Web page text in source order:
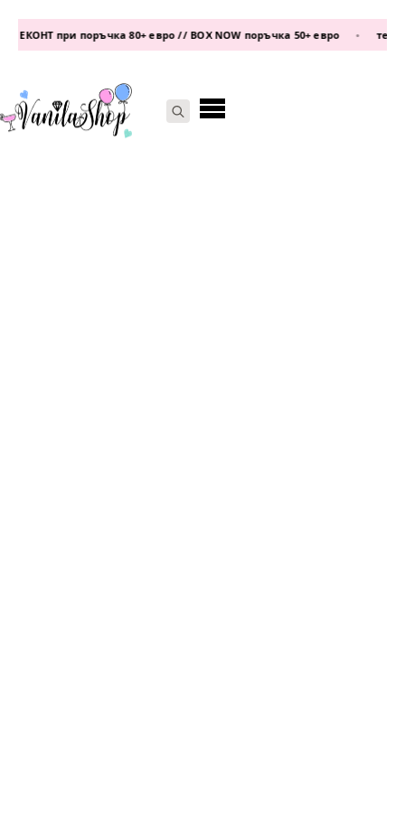
при поръчка 80+ евро // BOX NOW поръчка 50+ евро